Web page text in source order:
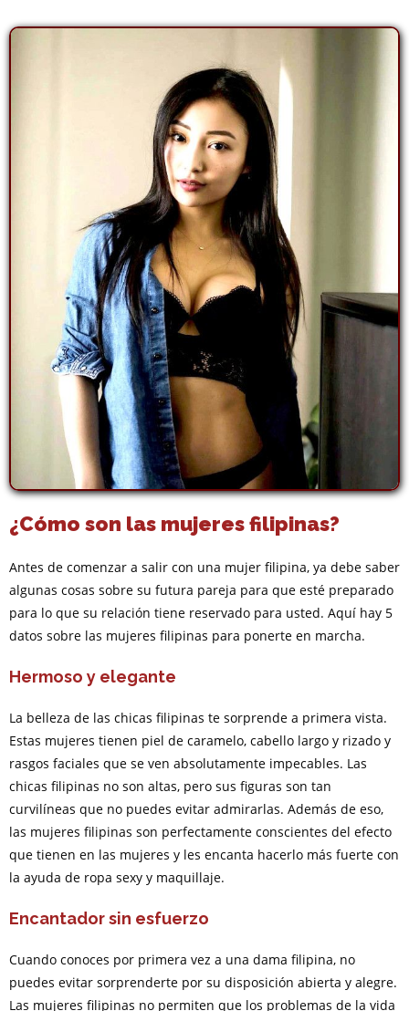
¿Cómo son las mujeres filipinas?
Antes de comenzar a salir con una mujer filipina, ya debe saber
algunas cosas sobre su futura pareja para que esté preparado
para lo que su relación tiene reservado para usted. Aquí hay 5
datos sobre las mujeres filipinas para ponerte en marcha.
Hermoso y elegante
La belleza de las chicas filipinas te sorprende a primera vista.
Estas mujeres tienen piel de caramelo, cabello largo y rizado y
rasgos faciales que se ven absolutamente impecables. Las
chicas filipinas no son altas, pero sus figuras son tan
curvilíneas que no puedes evitar admirarlas. Además de eso,
las mujeres filipinas son perfectamente conscientes del efecto
que tienen en las mujeres y les encanta hacerlo más fuerte con
la ayuda de ropa sexy y maquillaje.
Encantador sin esfuerzo
Cuando conoces por primera vez a una dama filipina, no
puedes evitar sorprenderte por su disposición abierta y alegre.
Las mujeres filipinas no permiten que los problemas de la vida